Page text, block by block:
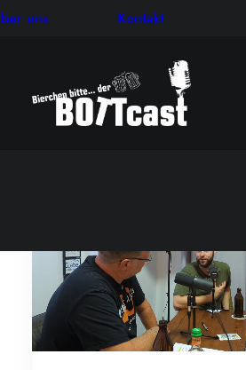
uns Kontakt